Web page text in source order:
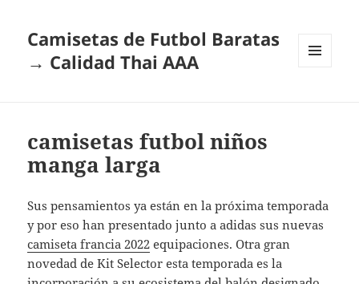
Camisetas de Futbol Baratas
→ Calidad Thai AAA
camisetas futbol niños
manga larga
Sus pensamientos ya están en la próxima temporada
y por eso han presentado junto a adidas sus nuevas
camiseta francia 2022 equipaciones. Otra gran
novedad de Kit Selector esta temporada es la